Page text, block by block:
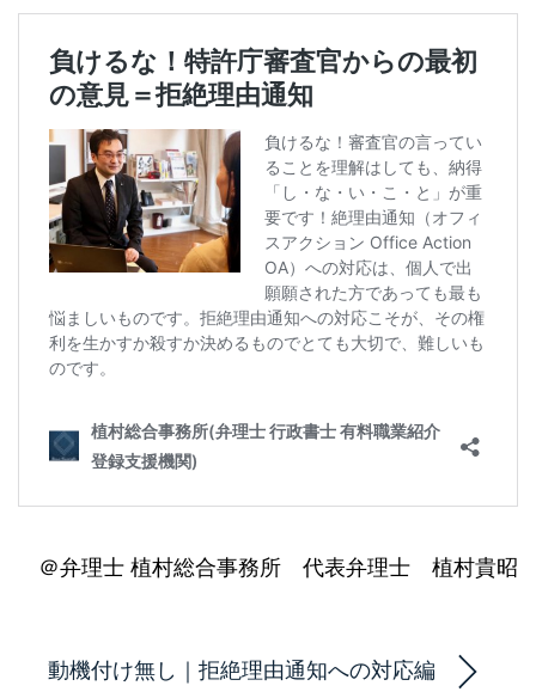
＠弁理士 植村総合事務所 代表弁理士 植村貴昭
動機付け無し｜拒絶理由通知への対応編